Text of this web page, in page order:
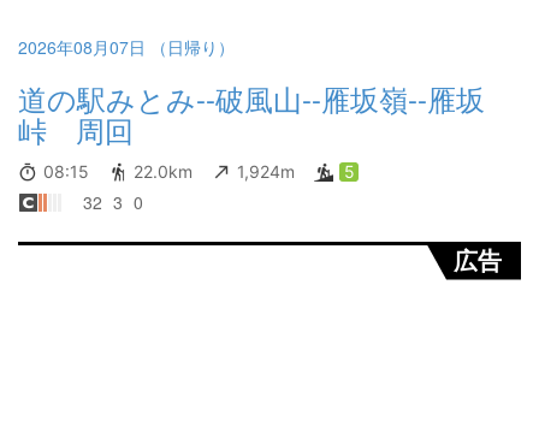
2026年08月07日 （日帰り）
道の駅みとみ--破風山--雁坂嶺--雁坂
峠 周回
08:15 22.0km 1,924m 5
32 3 0
広告